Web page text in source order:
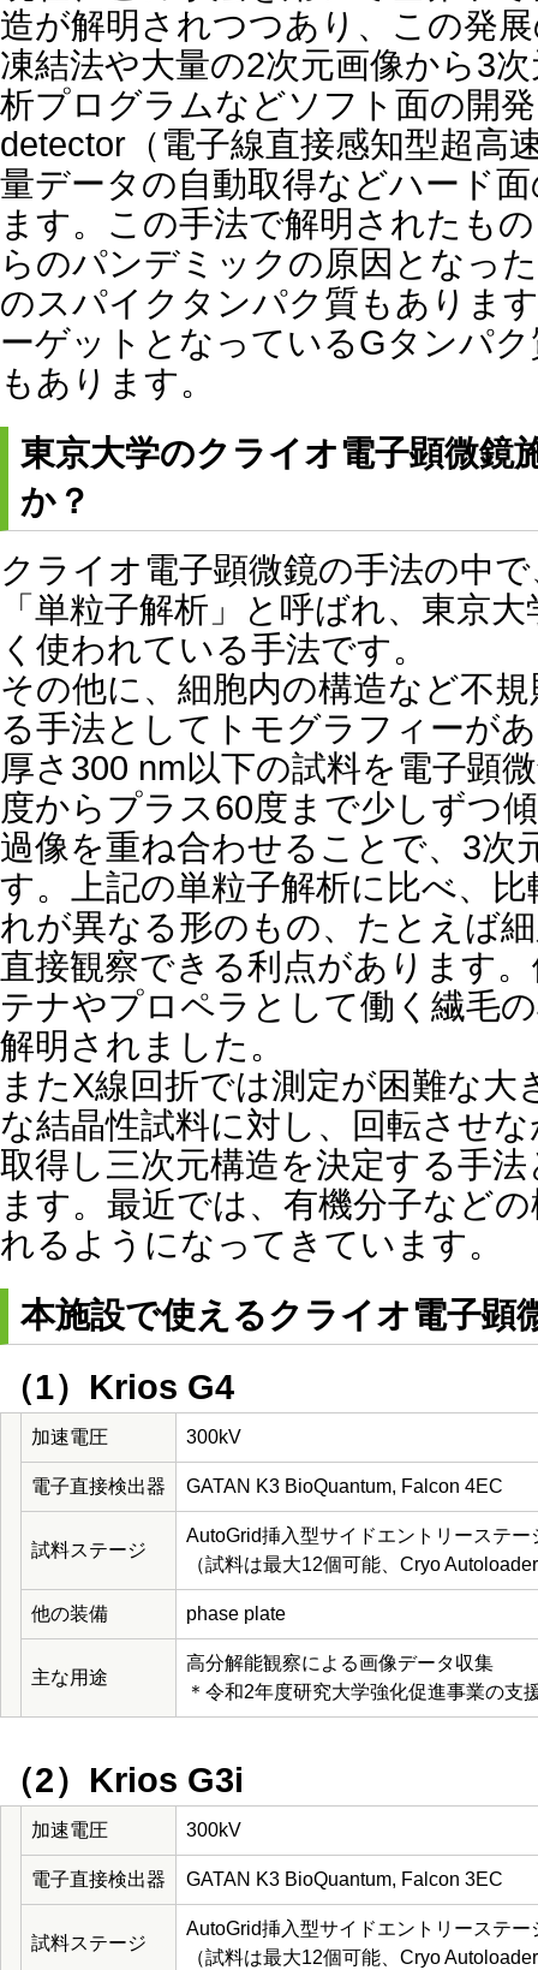
造が解明されつつあり、この発
凍結法や大量の2次元画像から3
析プログラムなどソフト面の開
detector（電子線直接感知型超高
量データの自動取得などハード
ます。この手法で解明されたも
らのパンデミックの原因となっ
のスパイクタンパク質もありま
ーゲットとなっているGタンパ
もあります。
東京大学のクライオ電子顕微鏡
か？
クライオ電子顕微鏡の手法の中
「単粒子解析」と呼ばれ、東京
く使われている手法です。
その他に、細胞内の構造など不
る手法としてトモグラフィーが
厚さ300 nm以下の試料を電子顕
度からプラス60度まで少しずつ
過像を重ね合わせることで、3次
す。上記の単粒子解析に比べ、
れが異なる形のもの、たとえば
直接観察できる利点があります
テナやプロペラとして働く繊毛
解明されました。
またX線回折では測定が困難な大
な結晶性試料に対し、回転させ
取得し三次元構造を決定する手
ます。最近では、有機分子など
れるようになってきています。
本施設で使えるクライオ電子顕
（1）Krios G4
加速電圧 300kV
電子直接検出器 GATAN K3 BioQuantum, Falcon 4EC
試料ステージ
AutoGrid挿入型サイドエントリーステー
（試料は最大12個可能、Cryo
他の装備 phase plate
主な用途
高分解能観察による画像データ収集
＊令和2年度研究大学強化促進事業の支
（2）Krios G3i
加速電圧 300kV
電子直接検出器 GATAN K3 BioQuantum, Falcon 3EC
試料ステージ
AutoGrid挿入型サイドエントリーステー
（試料は最大12個可能、Cryo